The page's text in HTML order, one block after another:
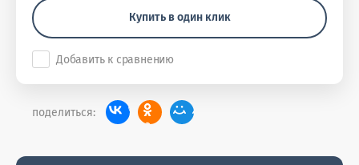
Купить в один клик
Добавить к сравнению
поделиться: